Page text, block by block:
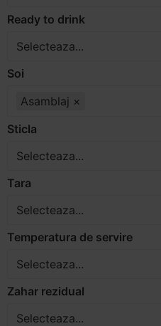
Ready to drink
Selecteaza...
Soi
Asamblaj ×
Sticla
Selecteaza...
Tara
Selecteaza...
Temperatura de servire
Selecteaza...
Zahar rezidual
Selecteaza...